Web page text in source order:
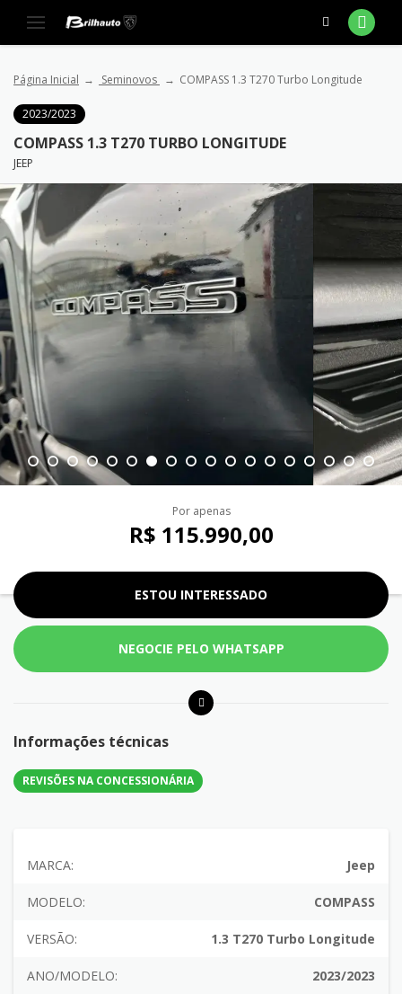
Página Inicial Seminovos COMPASS 1.3 T270 Turbo Longitude
2023/2023
COMPASS 1.3 T270 TURBO LONGITUDE
JEEP
Por apenas
R$ 115.990,00
ESTOU INTERESSADO
NEGOCIE PELO WHATSAPP
Informações técnicas
REVISÕES NA CONCESSIONÁRIA
MARCA: Jeep
MODELO: COMPASS
VERSÃO: 1.3 T270 Turbo Longitude
ANO/MODELO: 2023/2023